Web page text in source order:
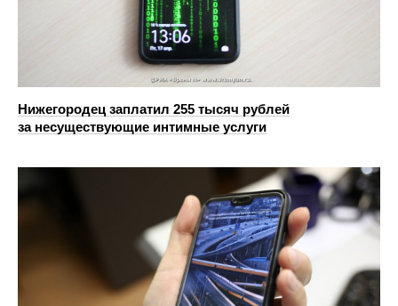
Нижегородец заплатил 255 тысяч рублей
за несуществующие интимные услуги